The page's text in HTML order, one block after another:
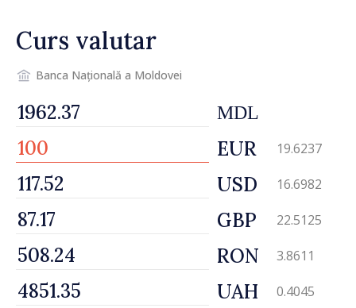
Curs valutar
Banca Națională a Moldovei
MDL
EUR 19.6237
USD 16.6982
GBP 22.5125
RON 3.8611
UAH 0.4045